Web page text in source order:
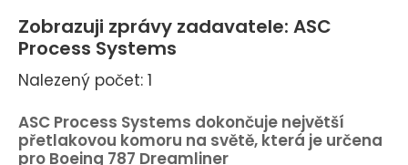
Zobrazuji zprávy zadavatele: ASC
Process Systems
Nalezený počet: 1
ASC Process Systems dokončuje největší
přetlakovou komoru na světě, která je určena
pro Boeing 787 Dreamliner